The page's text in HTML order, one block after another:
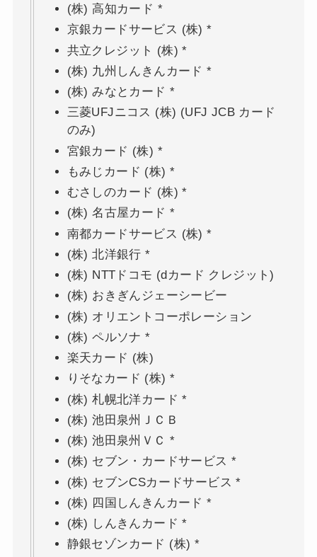
(株) 高知カード *
京銀カードサービス (株) *
共立クレジット (株) *
(株) 九州しんきんカード *
(株) みなとカード *
三菱UFJニコス (株) (UFJ JCB カード
のみ)
宮銀カード (株) *
もみじカード (株) *
むさしのカード (株) *
(株) 名古屋カード *
南都カードサービス (株) *
(株) 北洋銀行 *
(株) NTTドコモ (dカード クレジット)
(株) おきぎんジェーシービー
(株) オリエントコーポレーション
(株) ペルソナ *
楽天カード (株)
りそなカード (株) *
(株) 札幌北洋カード *
(株) 池田泉州ＪＣＢ
(株) 池田泉州ＶＣ *
(株) セブン・カードサービス *
(株) セブンCSカードサービス *
(株) 四国しんきんカード *
(株) しんきんカード *
静銀セゾンカード (株) *